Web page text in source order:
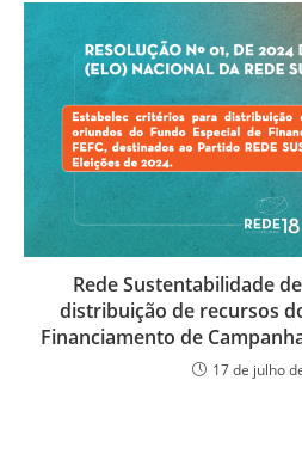
Rede Sustentabilidade
distribuição de recursos
Financiamento de
17 de julho